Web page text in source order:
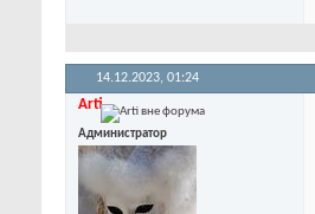
14.12.2023, 01:24
Arti
Администратор